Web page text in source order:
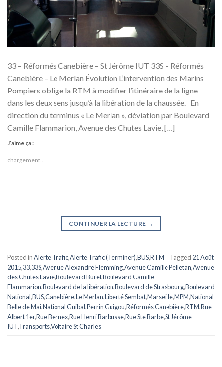
33 – Réformés Canebière – St Jérôme IUT 33S – Réformés
Canebière – Le Merlan Évolution L’intervention des Marins
Pompiers oblige la RTM à modifier l’itinéraire de la ligne
dans les deux sens jusqu’à la libération de la chaussée. En
direction du terminus « Le Merlan », déviation par Boulevard
Camille Flammarion, Avenue des Chutes Lavie, […]
J’aime ça :
chargement…
CONTINUER LA LECTURE →
Posted inAlerte Trafic,Alerte Trafic (Terminer),BUS,RTM Tagged 21 Août
2015,33,33S,Avenue Alexandre Flemming,Avenue Camille Pelletan,Avenue
des Chutes Lavie,Boulevard Burel,Boulevard Camille
Flammarion,Boulevard de la libération,Boulevard de Strasbourg,Boulevard
National,BUS,Canebière,Le Merlan,Liberté Sembat,Marseille,MPM,National
Belle de Mai,National Guibal,Perrin Guigou,Réformés Canebière,RTM,Rue
Albert 1er,Rue Bernex,Rue Henri Barbusse,Rue Ste Barbe,St Jérôme
IUT,Transports,Voltaire St Charles